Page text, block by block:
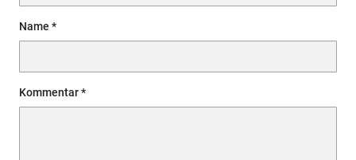
Name
Kommentar